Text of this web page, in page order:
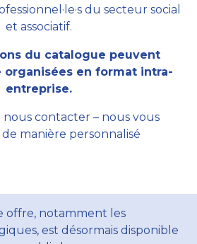
du secteur social
et associatif.
du catalogue peuvent
en format intra-
entreprise.
nous contacter – nous vous
manière personnalisé
offre, notamment les
est désormais disponible